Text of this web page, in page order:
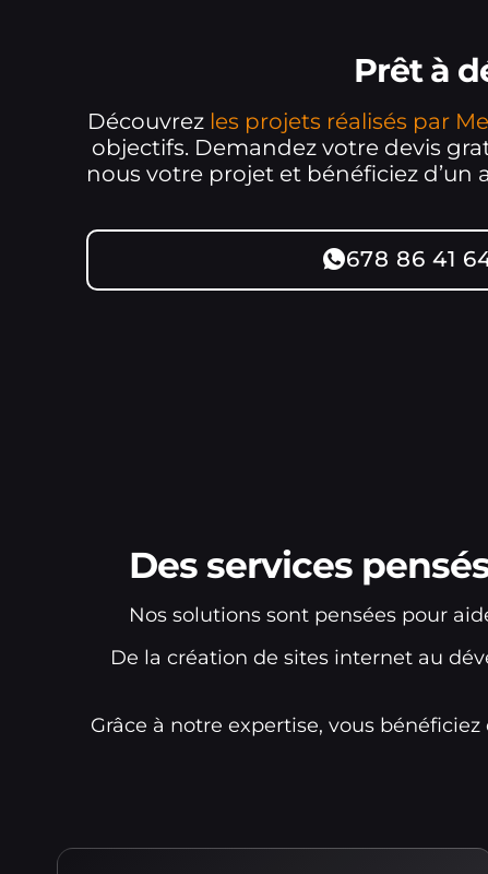
Prêt à
Découvrez les projets réalisés par
objectifs. Demandez votre devis
nous votre projet et bénéficiez
678 86 41
Des services
Nos solutions sont pensées pour
De la création de sites internet au
Grâce à notre expertise, vous